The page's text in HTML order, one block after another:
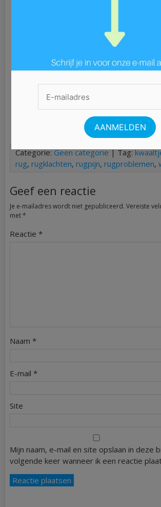
Zit niet urenlang, maar strek je benen af
maak een korte wandeling tijdens de
schouders tegen de leuning van je stoel
Je bureau moet ook op ellebooghoogte
armen ook ondersteuning krijgen
Categorie:Geen categorie| Tag:
rug, rugklachten, rugpijn, rugproblemen,
Geef een reactie
Je e-mailadres wordt niet gepubliceerd. Vereiste
met*
Reactie *
Naam *
E-mail *
Site
Mijn naam, e-mail en site opslaan in deze
volgende keer wanneer ik een reactie